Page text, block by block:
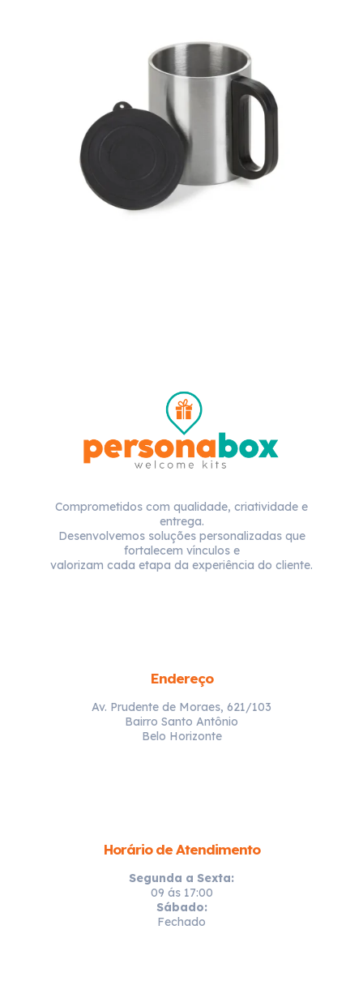
Comprometidos com qualidade, criatividade e
entrega.
Desenvolvemos soluções personalizadas que
fortalecem vínculos e
valorizam cada etapa da experiência do cliente.
Endereço
Av. Prudente de Moraes, 621/103
Bairro Santo Antônio
Belo Horizonte
Horário de Atendimento
Segunda a Sexta:
09 ás 17:00
Sábado:
Fechado